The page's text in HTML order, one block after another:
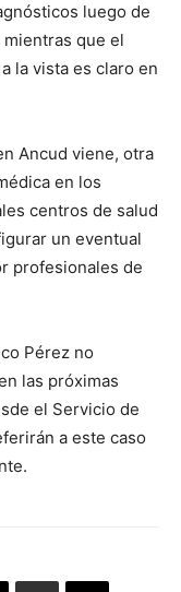
luego de
que el
la vista es claro en
Ancud viene, otra
en los
centros de salud
un eventual
profesionales de
Pérez no
las próximas
el Servicio de
a este caso